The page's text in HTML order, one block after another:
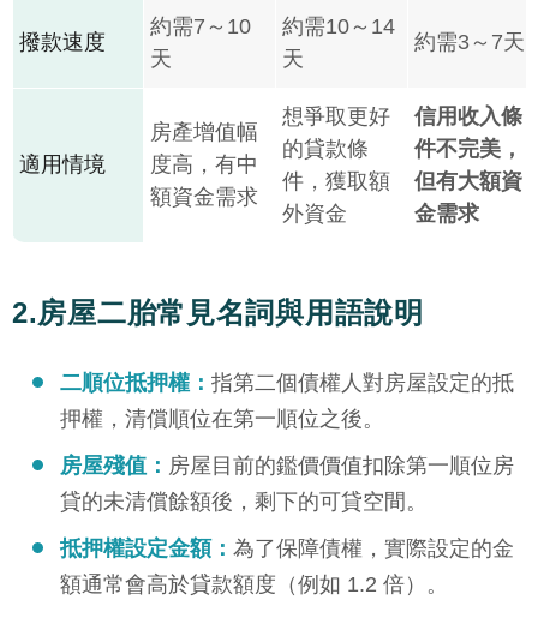
撥款速度
約需7～10
天
約需10～14
天
約需3～7天
適用情境
房產增值幅
度高，有中
額資金需求
想爭取更好
的貸款條
件，獲取額
外資金
信用收入條
件不完美，
但有大額資
金需求
2.房屋二胎常見名詞與用語說明
二順位抵押權： 指第二個債權人對房屋設定的抵
押權，清償順位在第一順位之後。
房屋殘值： 房屋目前的鑑價價值扣除第一順位房
貸的未清償餘額後，剩下的可貸空間。
抵押權設定金額： 為了保障債權，實際設定的金
額通常會高於貸款額度（例如 1.2 倍）。